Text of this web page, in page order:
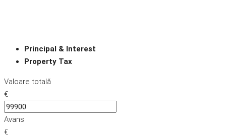
Principal & Interest
Property Tax
Valoare totală
€
Avans
€